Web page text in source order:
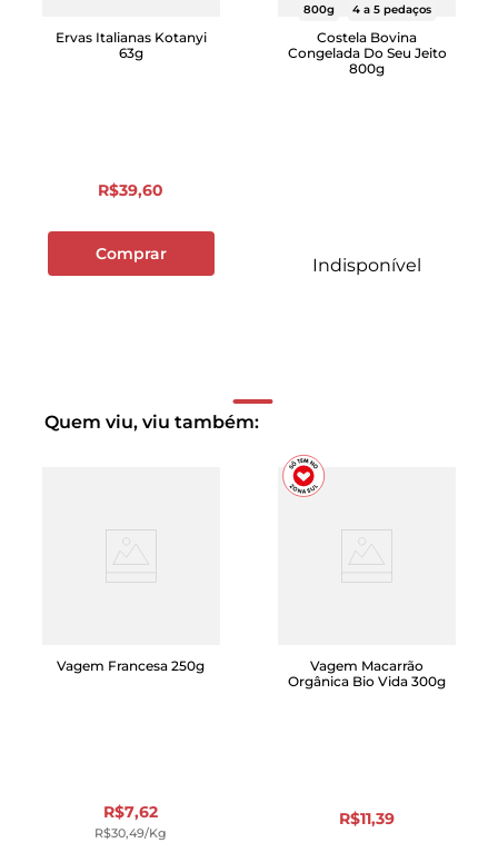
Ervas Italianas Kotanyi
63g
R$39,60
Comprar
800g 4 a 5 pedaços
Costela Bovina
Congelada Do Seu Jeito
800g
Indisponível
Quem viu, viu também:
Vagem Francesa 250g
R$7,62
R$30,49/kg
Vagem Macarrão
Orgânica Bio Vida 300g
R$11,39